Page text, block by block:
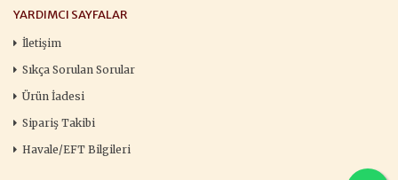
YARDIMCI SAYFALAR
İletişim
Sıkça Sorulan Sorular
Ürün İadesi
Sipariş Takibi
Havale/EFT Bilgileri